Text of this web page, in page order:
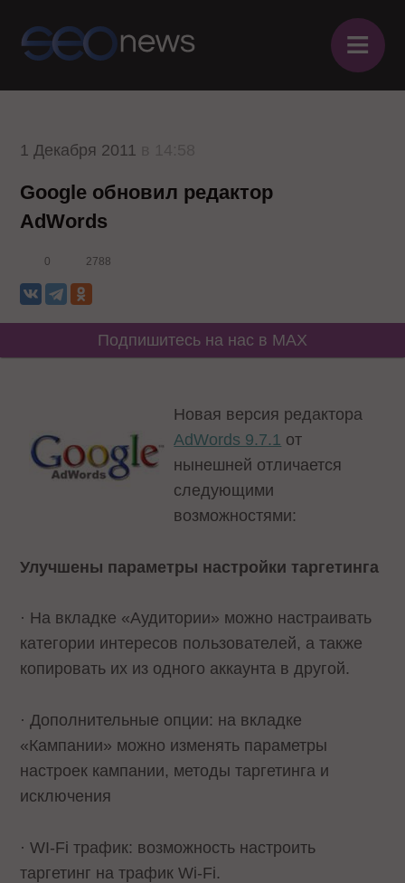
≡
1 Декабря 2011
Google обновил редактор
AdWords
0 2788
Подпишитесь на нас в MAX
Новая версия редактора
AdWords 9.7.1 от
нынешней отличается
следующими
возможностями:
Улучшены параметры настройки таргетинга
· На вкладке «Аудитории» можно настраивать
категории интересов пользователей, а также
копировать их из одного аккаунта в другой.
· Дополнительные опции: на вкладке
«Кампании» можно изменять параметры
настроек кампании, методы таргетинга и
исключения
· WI-Fi трафик: возможность настроить
таргетинг на трафик Wi-Fi.